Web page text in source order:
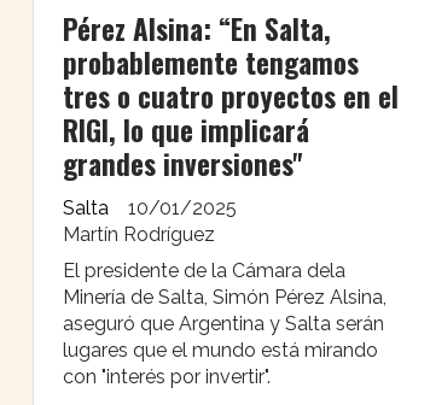
Pérez Alsina: “En Salta,
probablemente tengamos
tres o cuatro proyectos en el
RIGI, lo que implicará
grandes inversiones"
Martín Rodríguez
Salta 10/01/2025
El presidente de la Cámara dela
Minería de Salta, Simón Pérez Alsina,
aseguró que Argentina y Salta serán
lugares que el mundo está mirando
con "interés por invertir".